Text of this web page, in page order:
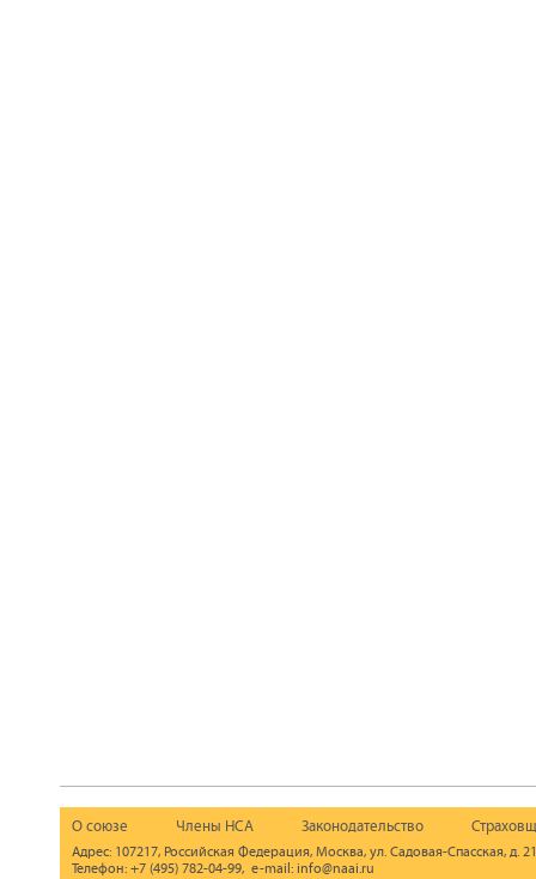
О союзе Члены НСА Законодательство
Адрес: 107217, Российская Федерация, Москва, ул. Садовая-Спасская, д.
Телефон: +7 (495) 782-04-99, e-mail: info@naai.ru